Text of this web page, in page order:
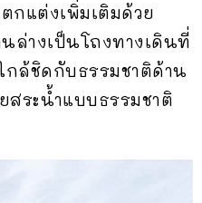
แต่งเพิ่มเติมด้วย
ล่างเป็นโถงทางเดินที่
กล้ชิดกับธรรมชาติด้าน
ระน้ำแบบธรรมชาติ